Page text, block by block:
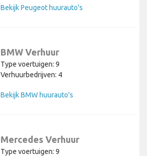
Bekijk Peugeot huurauto's
BMW Verhuur
Type voertuigen: 9
Verhuurbedrijven: 4
Bekijk BMW huurauto's
Mercedes Verhuur
Type voertuigen: 9